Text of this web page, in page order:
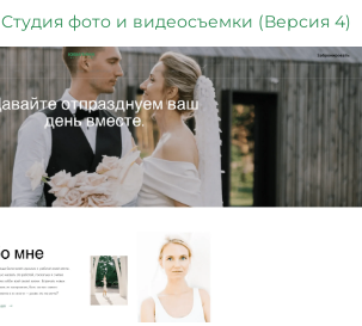
Студия фото и видеосъемки (Версия 4)